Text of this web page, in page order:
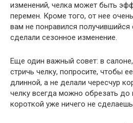
изменений, челка может быть
перемен. Кроме того, от нее
вам не понравился
сделали сезонное изменение.
Еще один важный совет: в
стричь челку, попросите, чтобы
длинной, а не делали чересчур
челку всегда можно обрезать до
короткой уже ничего не